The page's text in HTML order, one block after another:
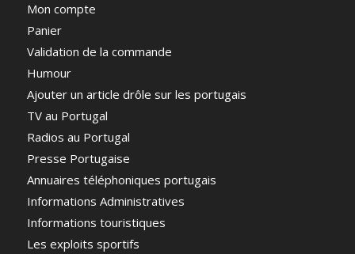
Mon compte
Panier
Validation de la commande
Humour
Ajouter un article drôle sur les portugais
TV au Portugal
Radios au Portugal
Presse Portugaise
Annuaires téléphoniques portugais
Informations Administratives
Informations touristiques
Les exploits sportifs